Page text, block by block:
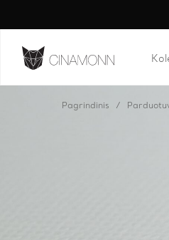
Pagrindinis